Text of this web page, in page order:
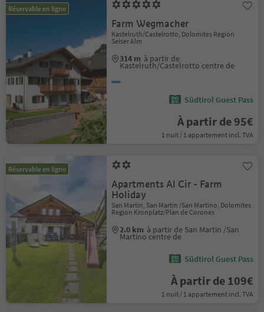
Réservable en ligne
Farm Wegmacher
Kastelruth/Castelrotto, Dolomites Region
Seiser Alm
314 m à partir de
Kastelruth/Castelrotto centre de
Südtirol Guest Pass
À partir de 95€
1 nuit / 1 appartement incl. TVA
Réservable en ligne
Apartments Al Cir - Farm
Holiday
San Martin, San Martin /San Martino, Dolomites
Region Kronplatz/Plan de Corones
2.0 km à partir de San Martin /San
Martino centre de
Südtirol Guest Pass
À partir de 109€
1 nuit / 1 appartement incl. TVA